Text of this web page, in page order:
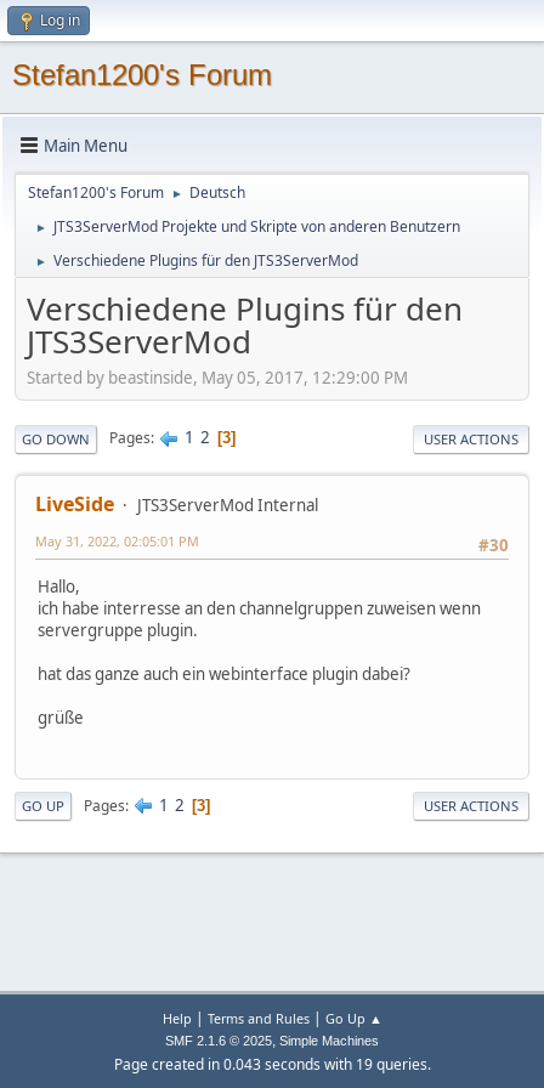
Log in
Stefan1200's Forum
Main Menu
Stefan1200's Forum ► Deutsch
► JTS3ServerMod Projekte und Skripte von anderen Benutzern
► Verschiedene Plugins für den JTS3ServerMod
Verschiedene Plugins für den
JTS3ServerMod
Started by beastinside, May 05, 2017, 12:29:00 PM
GO DOWN Pages 1 2 3 USER ACTIONS
LiveSide
JTS3ServerMod Internal
#30
May 31, 2022, 02:05:01 PM
Hallo,
ich habe interresse an den channelgruppen zuweisen wenn
servergruppe plugin.
hat das ganze auch ein webinterface plugin dabei?
grüße
GO UP Pages 1 2 3 USER ACTIONS
Help | Terms and Rules| Go Up ▲
SMF 2.1.6 © 2025, Simple Machines
Page created in 0.043 seconds with 19 queries.